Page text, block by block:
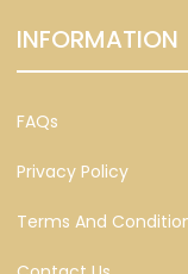
INFORMATION
FAQs
Privacy Policy
Terms And